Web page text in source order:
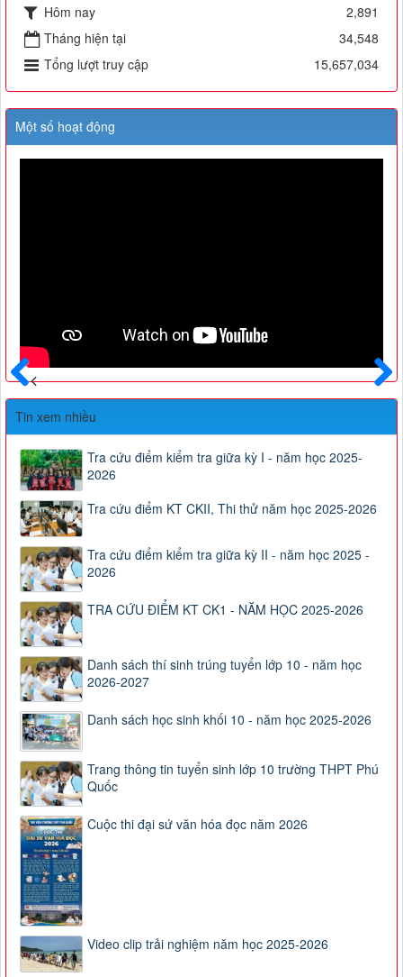
Hôm nay
2,891
Tháng hiện tại
34,548
Tổng lượt truy cập
15,657,034
Một số hoạt động
Sau
Trước
Tin xem nhiều
Tra cứu điểm kiểm tra giữa kỳ I - năm học 2025-
2026
Tra cứu điểm KT CKII, Thi thử năm học 2025-2026
Tra cứu điểm kiểm tra giữa kỳ II - năm học 2025 -
2026
TRA CỨU ĐIỂM KT CK1 - NĂM HỌC 2025-2026
Danh sách thí sinh trúng tuyển lớp 10 - năm học
2026-2027
Danh sách học sinh khối 10 - năm học 2025-2026
Trang thông tin tuyển sinh lớp 10 trường THPT Phú
Quốc
Cuộc thi đại sứ văn hóa đọc năm 2026
Video clip trải nghiệm năm học 2025-2026